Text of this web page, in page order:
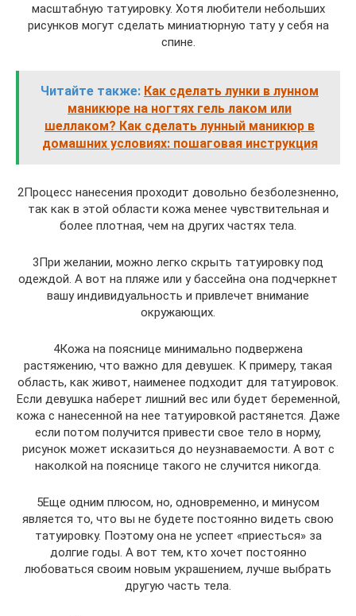
масштабную татуировку. Хотя любители небольших
рисунков могут сделать миниатюрную тату у себя на
спине.
Читайте также: Как сделать лунки в лунном
маникюре на ногтях гель лаком или
шеллаком? Как сделать лунный маникюр в
домашних условиях: пошаговая инструкция
2Процесс нанесения проходит довольно безболезненно,
так как в этой области кожа менее чувствительная и
более плотная, чем на других частях тела.
3При желании, можно легко скрыть татуировку под
одеждой. А вот на пляже или у бассейна она подчеркнет
вашу индивидуальность и привлечет внимание
окружающих.
4Кожа на пояснице минимально подвержена
растяжению, что важно для девушек. К примеру, такая
область, как живот, наименее подходит для татуировок.
Если девушка наберет лишний вес или будет беременной,
кожа с нанесенной на нее татуировкой растянется. Даже
если потом получится привести свое тело в норму,
рисунок может исказиться до неузнаваемости. А вот с
наколкой на пояснице такого не случится никогда.
5Еще одним плюсом, но, одновременно, и минусом
является то, что вы не будете постоянно видеть свою
татуировку. Поэтому она не успеет «приесться» за
долгие годы. А вот тем, кто хочет постоянно
любоваться своим новым украшением, лучше выбрать
другую часть тела.